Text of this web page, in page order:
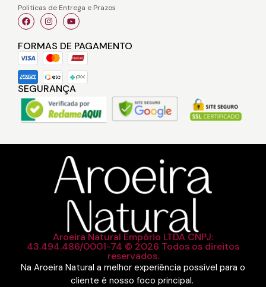
Politicas de Entrega e Prazos
FORMAS DE PAGAMENTO
SEGURANÇA
Aroeira Natural Empório LTDA CNPJ:
43.494.486/0001-74 © 2026 Todos os direitos
reservados.
Na Aroeira Natural a melhor experiência possível para o
cliente é nosso foco principal.